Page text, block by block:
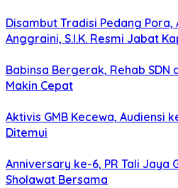
Disambut Tradisi Pedang Pora,
Anggraini, S.I.K. Resmi Jabat
Babinsa Bergerak, Rehab SDN
Makin Cepat
Aktivis GMB Kecewa, Audiensi
Ditemui
Anniversary ke-6, PR Tali Jaya
Sholawat Bersama